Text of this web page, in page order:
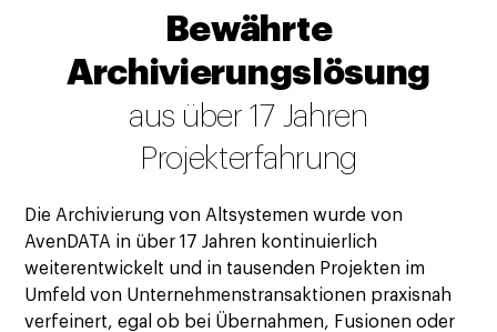
Bewährte
Archivierungslösung
aus über 17 Jahren
Projekterfahrung
Die Archivierung von Altsystemen wurde von
AvenDATA in über 17 Jahren kontinuierlich
weiterentwickelt und in tausenden Projekten im
Umfeld von Unternehmenstransaktionen praxisnah
verfeinert, egal ob bei Übernahmen, Fusionen oder